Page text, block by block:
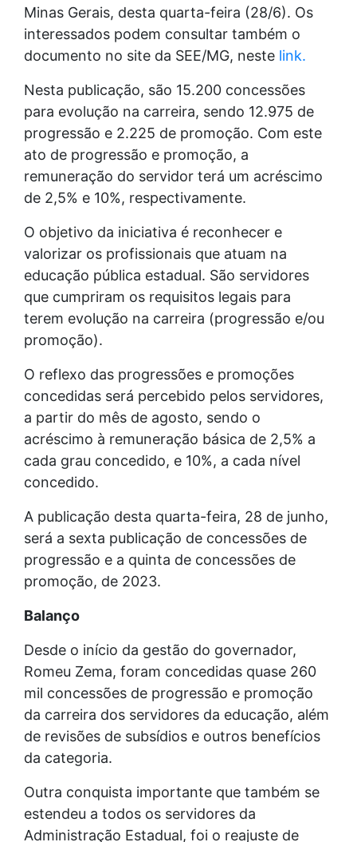
Minas Gerais, desta quarta-feira (28/6). Os
interessados podem consultar também o
documento no site da SEE/MG, neste link.
Nesta publicação, são 15.200 concessões
para evolução na carreira, sendo 12.975 de
progressão e 2.225 de promoção. Com este
ato de progressão e promoção, a
remuneração do servidor terá um acréscimo
de 2,5% e 10%, respectivamente.
O objetivo da iniciativa é reconhecer e
valorizar os profissionais que atuam na
educação pública estadual. São servidores
que cumpriram os requisitos legais para
terem evolução na carreira (progressão e/ou
promoção).
O reflexo das progressões e promoções
concedidas será percebido pelos servidores,
a partir do mês de agosto, sendo o
acréscimo à remuneração básica de 2,5% a
cada grau concedido, e 10%, a cada nível
concedido.
A publicação desta quarta-feira, 28 de junho,
será a sexta publicação de concessões de
progressão e a quinta de concessões de
promoção, de 2023.
Balanço
Desde o início da gestão do governador,
Romeu Zema, foram concedidas quase 260
mil concessões de progressão e promoção
da carreira dos servidores da educação, além
de revisões de subsídios e outros benefícios
da categoria.
Outra conquista importante que também se
estendeu a todos os servidores da
Administração Estadual, foi o reajuste de